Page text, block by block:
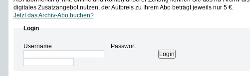
digitales Zusatzangebot nutzen, der Aufpreis zu Ihrem Abo beträgt jeweils nur 5 €.
Jetzt das Archiv-Abo buchen?
Login
Username Passwort